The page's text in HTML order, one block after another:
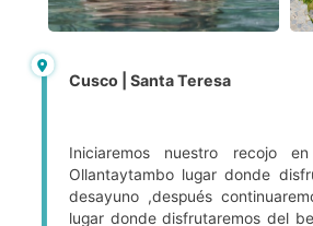
Cusco | Santa Teresa
Iniciaremos nuestro recojo
Ollantaytambo lugar donde
desayuno ,después
lugar donde disfrutaremos del